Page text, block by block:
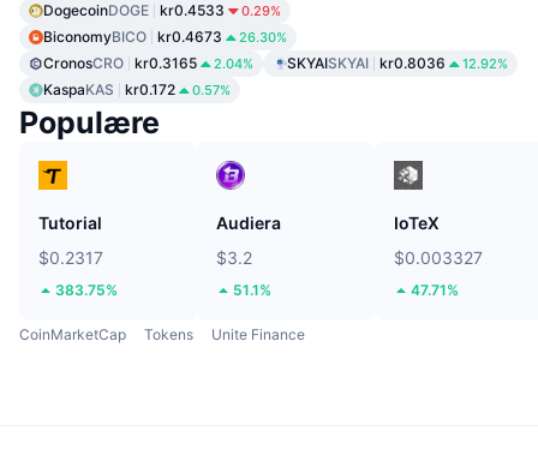
DogecoinDOGE kr0.4533 0.29%
BiconomyBICO kr0.4673 26.30%
CronosCRO kr0.3165 2.04% SKYAISKYAI kr0.8036 12.92%
KaspaKAS kr0.172 0.57%
Populære
Tutorial
$0.2317
383.75%
Audiera
$3.2
51.1%
IoTeX
$0.003327
47.71%
CoinMarketCap Tokens Unite Finance